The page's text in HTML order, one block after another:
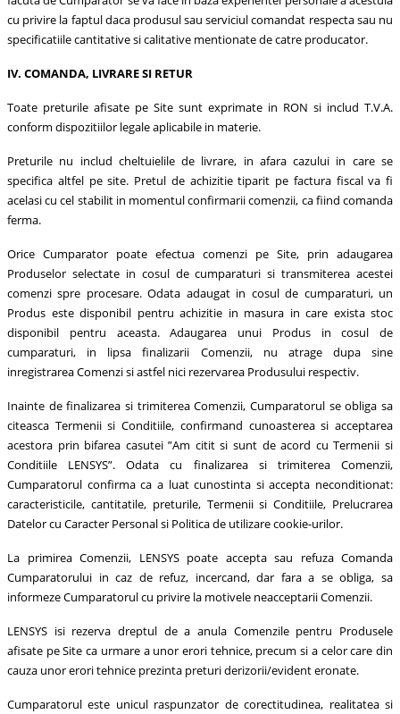
cu privire la faptul daca produsul sau serviciul comandat respecta sau nu
specificatiile cantitative si calitative mentionate de catre producator.
IV. COMANDA, LIVRARE SI RETUR
Toate preturile afisate pe Site sunt exprimate in RON si includ T.V.A.
conform dispozitiilor legale aplicabile in materie.
Preturile nu includ cheltuielile de livrare, in afara cazului in care se
specifica altfel pe site. Pretul de achizitie tiparit pe factura fiscal va fi
acelasi cu cel stabilit in momentul confirmarii comenzii, ca fiind comanda
ferma.
Orice Cumparator poate efectua comenzi pe Site, prin adaugarea
Produselor selectate in cosul de cumparaturi si transmiterea acestei
comenzi spre procesare. Odata adaugat in cosul de cumparaturi, un
Produs este disponibil pentru achizitie in masura in care exista stoc
disponibil pentru aceasta. Adaugarea unui Produs in cosul de
cumparaturi, in lipsa finalizarii Comenzii, nu atrage dupa sine
inregistrarea Comenzi si astfel nici rezervarea Produsului respectiv.
Inainte de finalizarea si trimiterea Comenzii, Cumparatorul se obliga sa
citeasca Termenii si Conditiile, confirmand cunoasterea si acceptarea
acestora prin bifarea casutei ”Am citit si sunt de acord cu Termenii si
Conditiile LENSYS”. Odata cu finalizarea si trimiterea Comenzii,
Cumparatorul confirma ca a luat cunostinta si accepta neconditionat:
caracteristicile, cantitatile, preturile, Termenii si Conditiile, Prelucrarea
Datelor cu Caracter Personal si Politica de utilizare cookie-urilor.
La primirea Comenzii, LENSYS poate accepta sau refuza Comanda
Cumparatorului in caz de refuz, incercand, dar fara a se obliga, sa
informeze Cumparatorul cu privire la motivele neacceptarii Comenzii.
LENSYS isi rezerva dreptul de a anula Comenzile pentru Produsele
afisate pe Site ca urmare a unor erori tehnice, precum si a celor care din
cauza unor erori tehnice prezinta preturi derizorii/evident eronate.
Cumparatorul este unicul raspunzator de corectitudinea, realitatea si